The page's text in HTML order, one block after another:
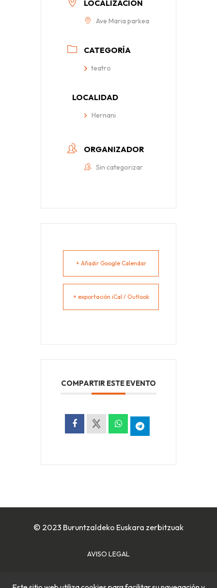
LOCALIZACIÓN
Ave Maria parkea
CATEGORÍA
teatro
LOCALIDAD
Hernani
ORGANIZADOR
Sin categorizar
+ Añadir Google Calendar
+ exportación iCal / Outlook
COMPARTIR ESTE EVENTO
© 2023 Buruntzaldeko Euskara zerbitzuak
AVISO LEGAL